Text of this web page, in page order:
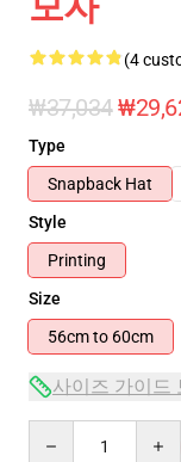
(4
₩37,034
Type
Snapback Hat
Style
Printing
Size
56cm to 60cm
사이즈 가이드